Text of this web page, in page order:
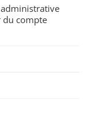
du compte